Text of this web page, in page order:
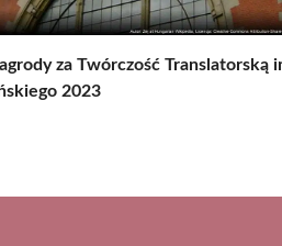
za Twórczość Translatorską
2023